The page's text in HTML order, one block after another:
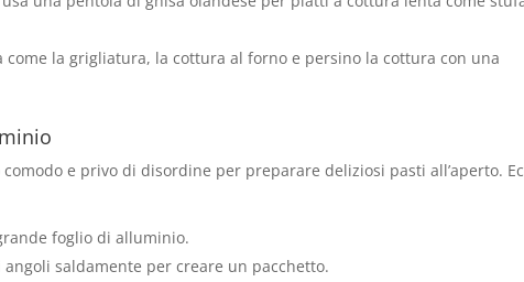
la grigliatura, la cottura al forno e persino la cottura con una
e privo di disordine per preparare deliziosi pasti all’aperto.
foglio di alluminio.
saldamente per creare un pacchetto.